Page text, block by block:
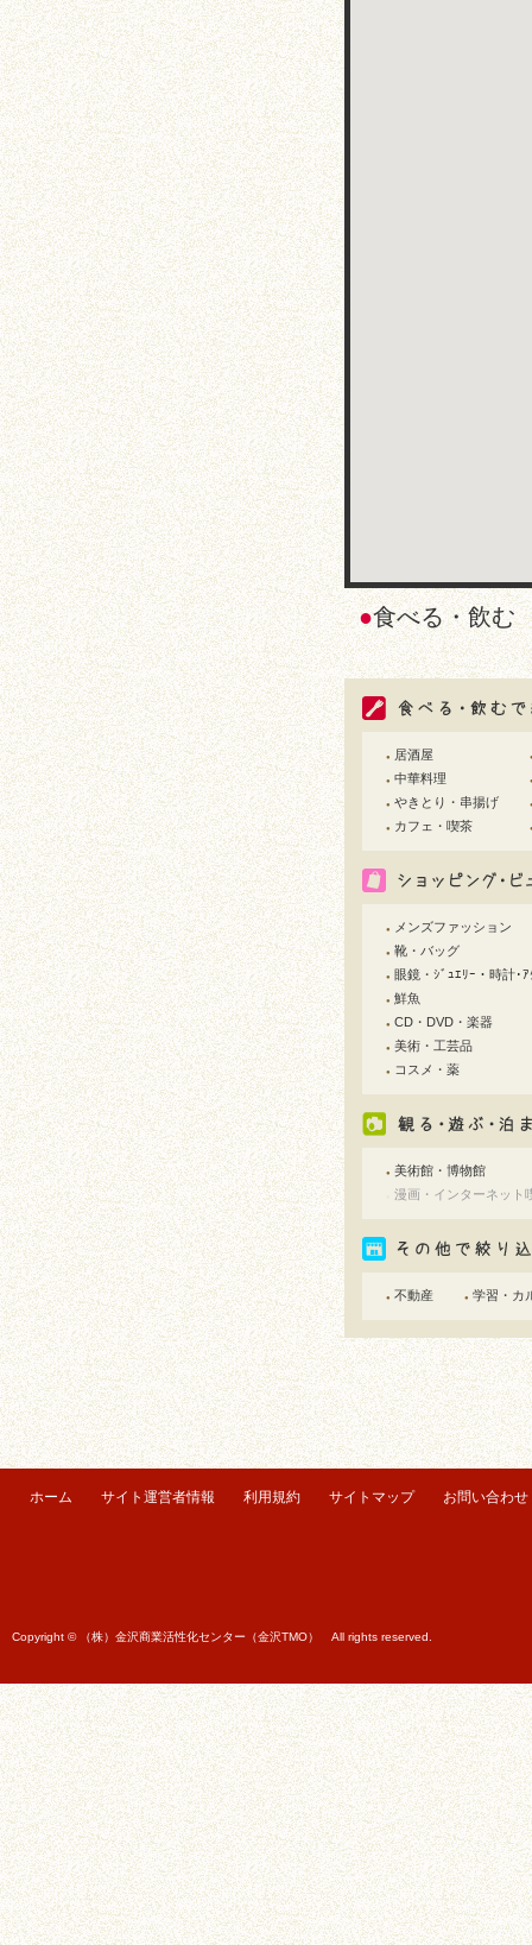
●食べる・飲
● 居酒屋
● 中華料理
● やきとり・串揚げ
● カフェ・喫茶
● メンズファッション
● 靴・バッグ
● 眼鏡・ｼﾞｭｴﾘｰ・時計･ｱ
● 鮮魚
● CD・DVD・楽器
● 美術・工芸品
● コスメ・薬
● 美術館・博物館
漫画・インターネット
● 不動産 ● 学習・カ
ホーム サイト運営者情報 利用規約 サイトマップ お問い合わせ
Copyright © （株）金沢商業活性化センター（金沢TMO） All rights reserved.